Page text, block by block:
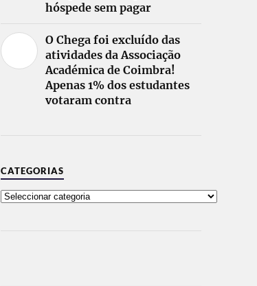
hóspede sem pagar
O Chega foi excluído das
atividades da Associação
Académica de Coimbra!
Apenas 1% dos estudantes
votaram contra
CATEGORIAS